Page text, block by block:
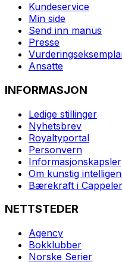
Kundeservice
Min side
Send inn manus
Presse
Ansatte
INFORMASJON
Ledige stillinger
Nyhetsbrev
Royaltyportal
Personvern
Informasjonskapsler
Om kunstig
Bærekraft i
NETTSTEDER
Agency
Bokklubber
Norske Serier